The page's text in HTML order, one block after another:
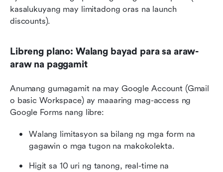
kasalukuyang may limitadong oras na launch
discounts).
Libreng plano: Walang bayad para sa araw-
araw na paggamit
Anumang gumagamit na may Google Account (Gmail
o basic Workspace) ay maaaring mag-access ng
Google Forms nang libre:
Walang limitasyon sa bilang ng mga form na
gagawin o mga tugon na makokolekta.
Higit sa 10 uri ng tanong, real-time na